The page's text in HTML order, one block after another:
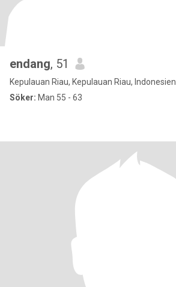
endang, 51
Kepulauan Riau, Kepulauan Riau, Indonesien
Söker: Man 55 - 63